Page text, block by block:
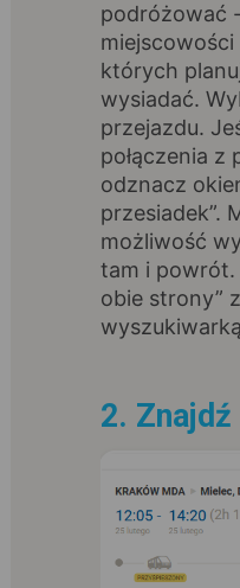
podróżować
których
wysiadać.
przejazdu.
połączenia z
odznacz
przesiadek”.
możliwość
tam i powrót.
obie strony”
2. Znajdź